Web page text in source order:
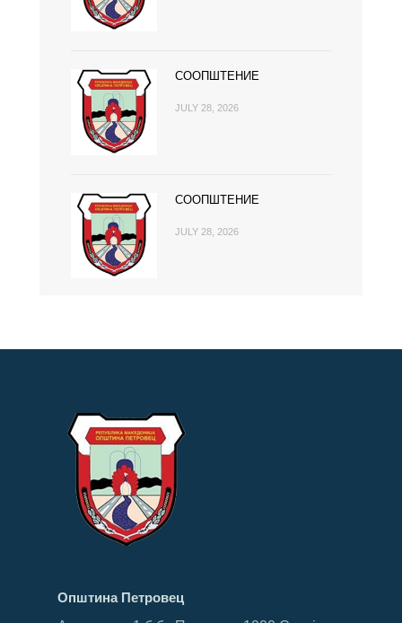
СООПШТЕНИЕ
JULY 28, 2026
СООПШТЕНИЕ
JULY 28, 2026
Општина Петровец